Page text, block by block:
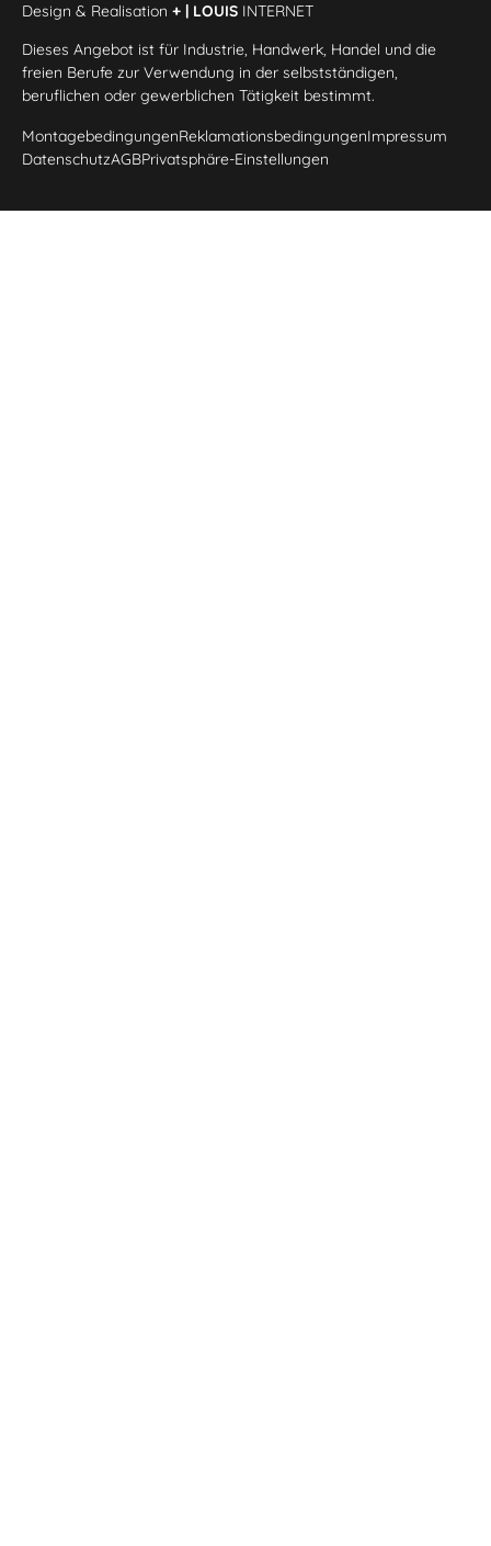
Design & Realisation+ | LOUIS INTERNET
Dieses Angebot ist für Industrie, Handwerk, Handel und die
freien Berufe zur Verwendung in der selbstständigen,
beruflichen oder gewerblichen Tätigkeit bestimmt.
MontagebedingungenReklamationsbedingungenImpressum
DatenschutzAGBPrivatsphäre-Einstellungen